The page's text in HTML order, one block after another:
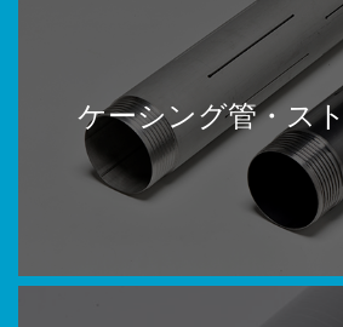
ケーシング管・ス